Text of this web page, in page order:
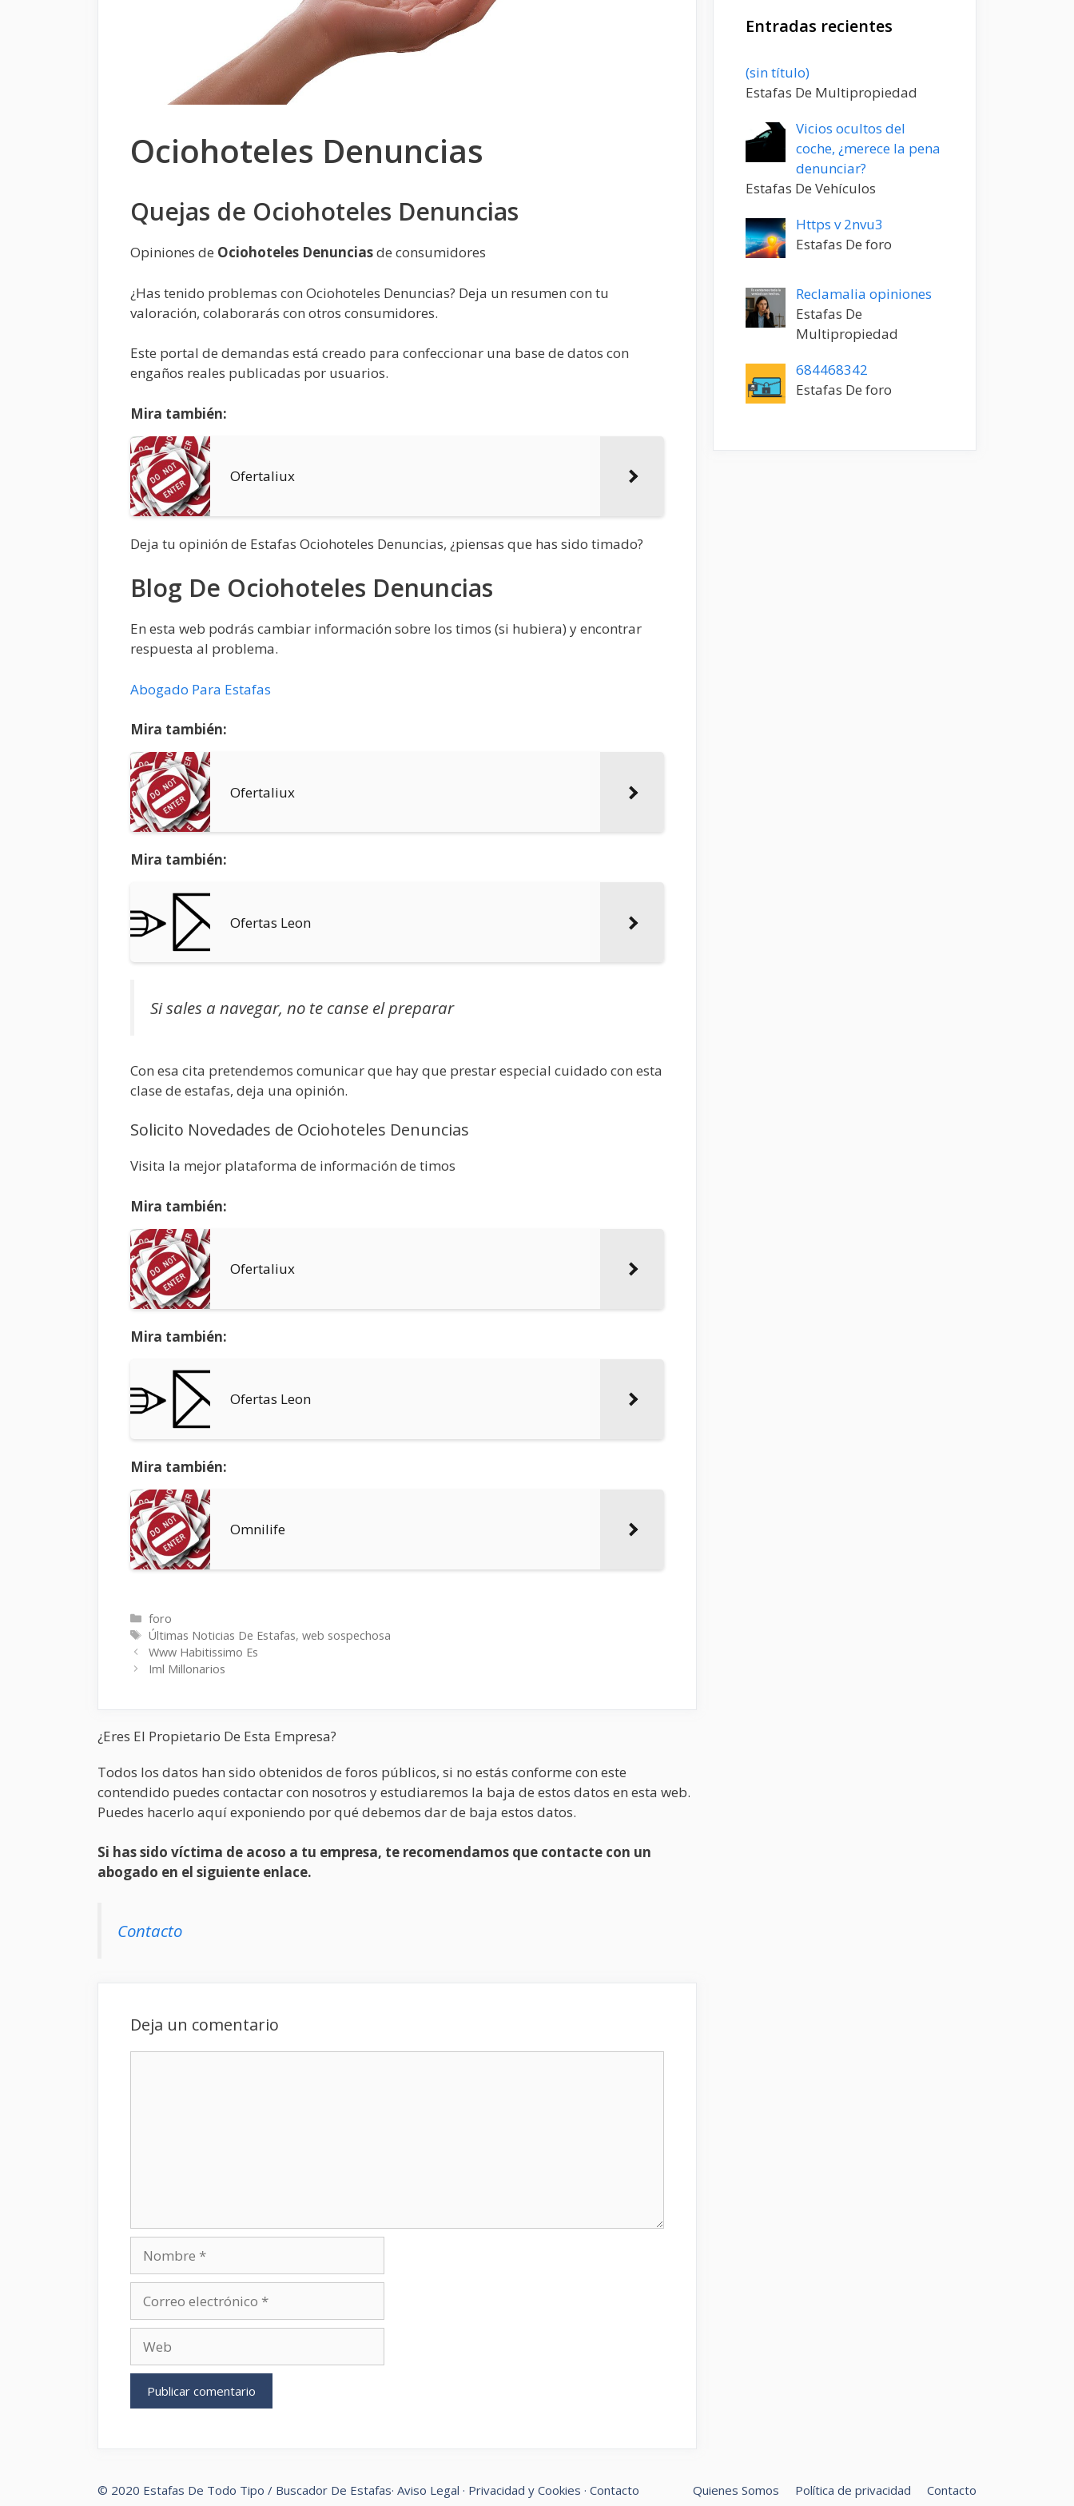
Ociohoteles Denuncias
Quejas de Ociohoteles Denuncias
Opiniones de Ociohoteles Denunciasde consumidores
¿Has tenido problemas con Ociohoteles Denuncias? Deja un resumen con tu
valoración, colaborarás con otros consumidores.
Este portal de demandas está creado para confeccionar una base de datos con
engaños reales publicadas por usuarios.
Mira también:
Ofertaliux
Deja tu opinión de Estafas Ociohoteles Denuncias, ¿piensas que has sido timado?
Blog De Ociohoteles Denuncias
En esta web podrás cambiar información sobre los timos (si hubiera) y encontrar
respuesta al problema.
Abogado Para Estafas
Mira también:
Ofertaliux
Mira también:
Ofertas Leon
Si sales a navegar, no te canse el preparar
Con esa cita pretendemos comunicar que hay que prestar especial cuidado con esta
clase de estafas, deja una opinión.
Solicito Novedades de Ociohoteles Denuncias
Visita la mejor plataforma de información de timos
Mira también:
Ofertaliux
Mira también:
Ofertas Leon
Mira también:
Omnilife
Categorías
foro
Etiquetas
Últimas Noticias De Estafas,web sospechosa
Www Habitissimo Es
Iml Millonarios
¿Eres El Propietario De Esta Empresa?
Todos los datos han sido obtenidos de foros públicos, si no estás conforme con este
contendido puedes contactar con nosotros y estudiaremos la baja de estos datos en esta web.
Puedes hacerlo aquí exponiendo por qué debemos dar de baja estos datos.
Si has sido víctima de acoso a tu empresa, te recomendamos que contacte con un
abogado en el siguiente enlace.
Contacto
Deja un comentario
electrónico
Entradas recientes
(sin título)Entrada
20198
Estafas De Multipropiedad
Vicios ocultos del
coche, ¿merece la pena
denunciar?
Estafas De Vehículos
Https v 2nvu3
Estafas De foro
Reclamalia opiniones
Estafas De
Multipropiedad
684468342
Estafas De foro
Quienes Somos Política de privacidad Contacto
© 2020 Estafas De Todo Tipo / Buscador De Estafas· Aviso Legal · Privacidad y Cookies · Contacto